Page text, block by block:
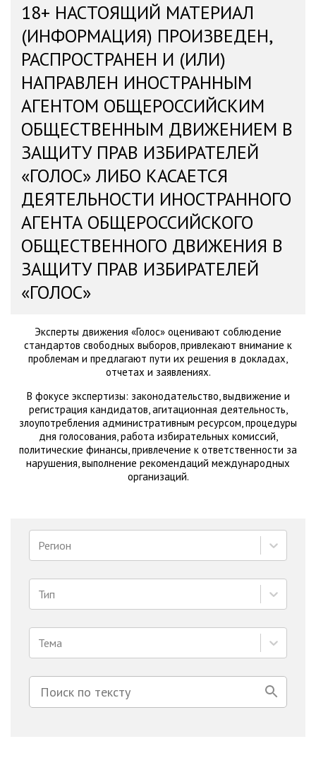
18+ НАСТОЯЩИЙ МАТЕРИАЛ
(ИНФОРМАЦИЯ) ПРОИЗВЕДЕН,
РАСПРОСТРАНЕН И (ИЛИ)
НАПРАВЛЕН ИНОСТРАННЫМ
АГЕНТОМ ОБЩЕРОССИЙСКИМ
ОБЩЕСТВЕННЫМ ДВИЖЕНИЕМ В
ЗАЩИТУ ПРАВ ИЗБИРАТЕЛЕЙ
«ГОЛОС» ЛИБО КАСАЕТСЯ
ДЕЯТЕЛЬНОСТИ ИНОСТРАННОГО
АГЕНТА ОБЩЕРОССИЙСКОГО
ОБЩЕСТВЕННОГО ДВИЖЕНИЯ В
ЗАЩИТУ ПРАВ ИЗБИРАТЕЛЕЙ
«ГОЛОС»
Эксперты движения «Голос» оценивают соблюдение
стандартов свободных выборов, привлекают внимание к
проблемам и предлагают пути их решения в докладах,
отчетах и заявлениях.
В фокусе экспертизы: законодательство, выдвижение и
регистрация кандидатов, агитационная деятельность,
злоупотребления административным ресурсом, процедуры
дня голосования, работа избирательных комиссий,
политические финансы, привлечение к ответственности за
нарушения, выполнение рекомендаций международных
организаций.
Регион
Тип
Тема